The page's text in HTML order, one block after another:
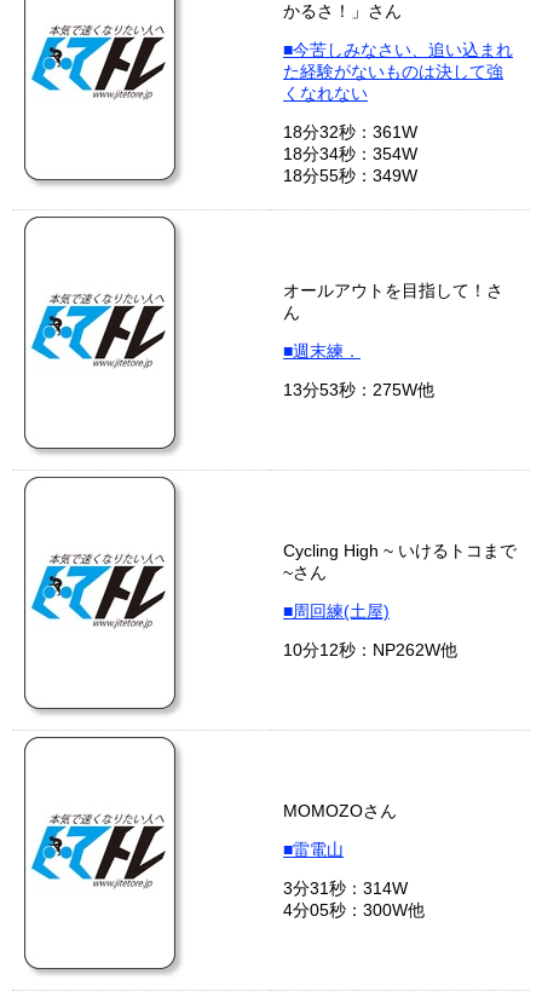
かるさ！」さん
■今苦しみなさい、追い込まれ
た経験がないものは決して強
くなれない
18分32秒：361W
18分34秒：354W
18分55秒：349W
オールアウトを目指して！さ
ん
■週末練．
13分53秒：275W他
Cycling High ~ いけるトコまで
~さん
■周回練(土屋)
10分12秒：NP262W他
MOMOZOさん
■雷電山
3分31秒：314W
4分05秒：300W他